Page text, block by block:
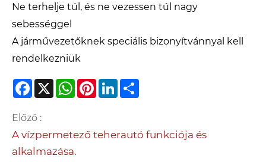
Ne terhelje túl, és ne vezessen túl nagy
sebességgel
A járművezetőknek speciális bizonyítvánnyal kell
rendelkezniük
Facebook
X WhatsApp
Pinterest
LinkedIn
Előző :
A vízpermetező teherautó funkciója és
alkalmazása.